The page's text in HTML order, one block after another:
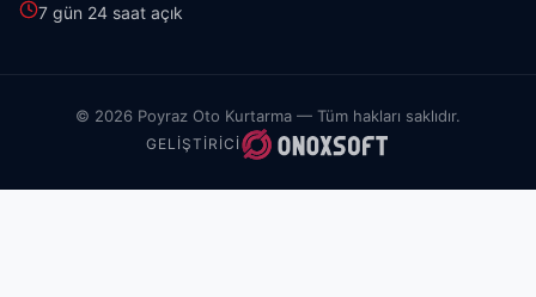
7 gün 24 saat açık
© 2026 Poyraz Oto Kurtarma — Tüm hakları saklıdır.
GELIŞTIRICI